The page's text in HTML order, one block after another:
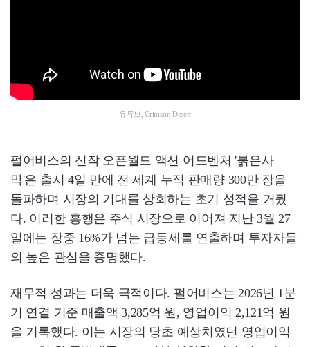
유튜브, Crimson Desert
펄어비스의 신작 오픈월드 액션 어드벤처 '붉은사
막'은 출시 4일 만에 전 세계 누적 판매량 300만 장을
돌파하며 시장의 기대를 상회하는 초기 성적을 거뒀
다. 이러한 흥행은 주식 시장으로 이어져 지난 3월 27
일에는 장중 16%가 넘는 급등세를 연출하며 투자자들
의 높은 관심을 증명했다.
재무적 성과는 더욱 극적이다. 펄어비스는 2026년 1분
기 연결 기준 매출액 3,285억 원, 영업이익 2,121억 원
을 기록했다. 이는 시장의 당초 예상치였던 영업이익